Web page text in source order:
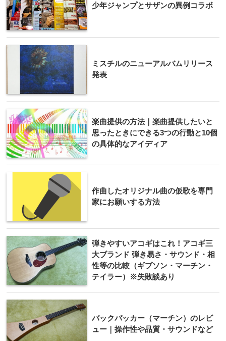
少年ジャンプとサザンの異例コラボ
ミスチルのニューアルバムリリース
発表
楽曲提供の方法｜楽曲提供したいと
思ったときにできる3つの行動と10個
の具体的なアイディア
作曲したオリジナル曲の仮歌を専門
家にお願いする方法
弾きやすいアコギはこれ！アコギ三
大ブランド 弾き易さ・サウンド・相
性等の比較（ギブソン・マーチン・
テイラー）※失敗談あり
バックパッカー（マーチン）のレビ
ュー｜操作性や品質・サウンドなど